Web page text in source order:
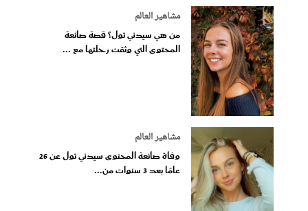
مشاهير العالم
من هي سيدني تول؟ قصة صانعة
المحتوى التي وثقت رحلتها مع ...
مشاهير العالم
وفاة صانعة المحتوى سيدني تول عن 26
عامًا بعد 3 سنوات من...